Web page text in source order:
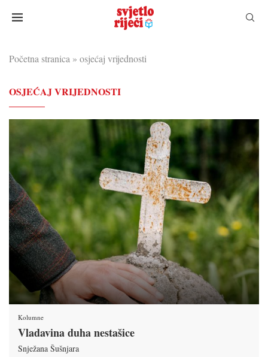
Početna stranica » osjećaj vrijednosti
OSJEĆAJ VRIJEDNOSTI
Kolumne
Vladavina duha nestašice
Snježana Šušnjara